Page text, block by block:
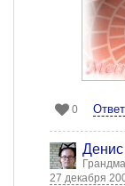
0
Денис
27 декабря